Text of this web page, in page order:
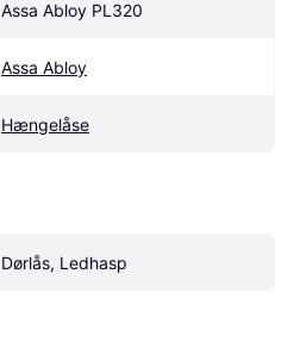
Assa Abloy PL320
Assa Abloy
Hængelåse
Dørlås, Ledhasp